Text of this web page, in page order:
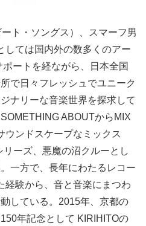
ト・ソングス）、スマーフ男
しては国内外の数多くのアー
ートを経ながら、日本全国
で日々フレッシュでユニーク
ナリーな音楽世界を探求して
ABOUTからMIX
ウンドスケープなミックス
リーズ、悪魔の沼クルーとし
一方で、長年にわたるレコー
経験から、音と音楽にまつわ
している。2015年、京都の
年記念として KIRIHITOの